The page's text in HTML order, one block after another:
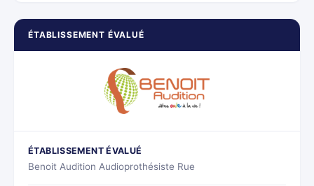
ÉTABLISSEMENT ÉVALUÉ
ÉTABLISSEMENT ÉVALUÉ
Benoit Audition Audioprothésiste Rue